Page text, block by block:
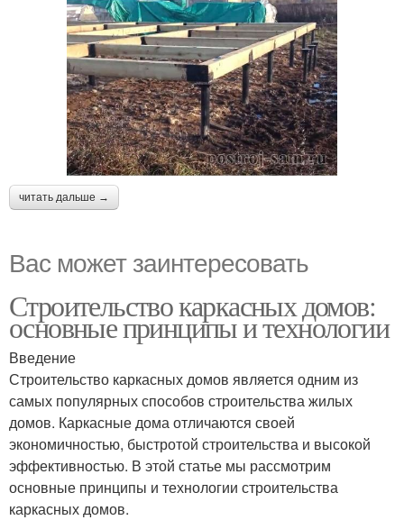
читать дальше →
Вас может заинтересовать
Строительство каркасных домов:
основные принципы и технологии
Введение
Строительство каркасных домов является одним из
самых популярных способов строительства жилых
домов. Каркасные дома отличаются своей
экономичностью, быстротой строительства и высокой
эффективностью. В этой статье мы рассмотрим
основные принципы и технологии строительства
каркасных домов.